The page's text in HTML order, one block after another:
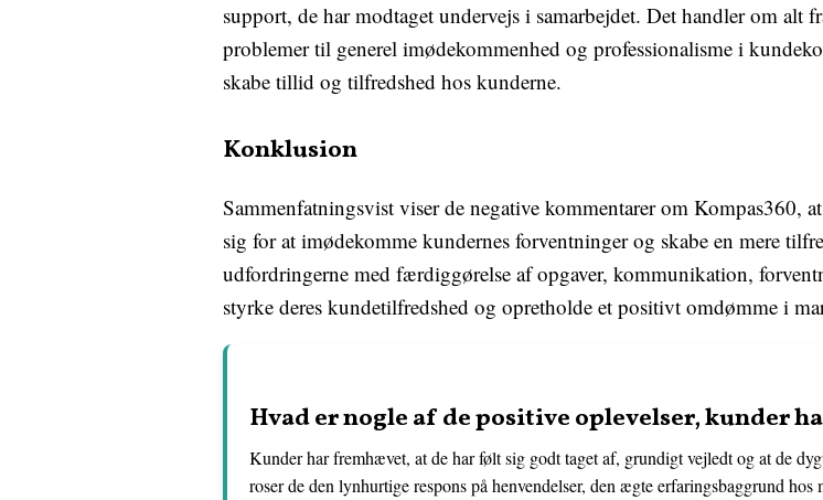
support, de har modtaget undervejs i samarbejdet. Det handler om alt
problemer til generel imødekommenhed og professionalisme i
skabe tillid og tilfredshed hos kunderne.
Konklusion
Sammenfatningsvist viser de negative kommentarer om Kompas360,
sig for at imødekomme kundernes forventninger og skabe en mere
udfordringerne med færdiggørelse af opgaver, kommunikation,
styrke deres kundetilfredshed og opretholde et positivt omdømme i
Hvad er nogle af de positive oplevelser, kunder
Kunder har fremhævet, at de har følt sig godt taget af, grundigt vejledt og at de
roser de den lynhurtige respons på henvendelser, den ægte erfaringsbaggrund